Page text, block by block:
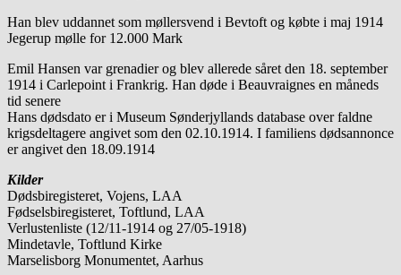
Han blev uddannet som møllersvend i Bevtoft og købte i maj 1914
Jegerup mølle for 12.000 Mark
Emil Hansen var grenadier og blev allerede såret den 18. september
1914 i Carlepoint i Frankrig. Han døde i Beauvraignes en måneds
tid senere
Hans dødsdato er i Museum Sønderjyllands database over faldne
krigsdeltagere angivet som den 02.10.1914. I familiens dødsannonce
er angivet den 18.09.1914
Kilder
Dødsbiregisteret, Vojens, LAA
Fødselsbiregisteret, Toftlund, LAA
Verlustenliste (12/11-1914 og 27/05-1918)
Mindetavle, Toftlund Kirke
Marselisborg Monumentet, Aarhus